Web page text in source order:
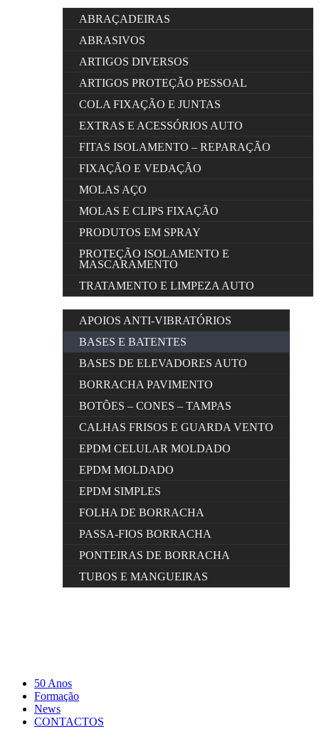
ABRAÇADEIRAS
ABRASIVOS
ARTIGOS DIVERSOS
ARTIGOS PROTEÇÃO PESSOAL
COLA FIXAÇÃO E JUNTAS
EXTRAS E ACESSÓRIOS AUTO
FITAS ISOLAMENTO – REPARAÇÃO
FIXAÇÃO E VEDAÇÃO
MOLAS AÇO
MOLAS E CLIPS FIXAÇÃO
PRODUTOS EM SPRAY
PROTEÇÃO ISOLAMENTO E
MASCARAMENTO
TRATAMENTO E LIMPEZA AUTO
APOIOS ANTI-VIBRATÓRIOS
BASES E BATENTES
BASES DE ELEVADORES AUTO
BORRACHA PAVIMENTO
BOTÕES – CONES – TAMPAS
CALHAS FRISOS E GUARDA VENTO
EPDM CELULAR MOLDADO
EPDM MOLDADO
EPDM SIMPLES
FOLHA DE BORRACHA
PASSA-FIOS BORRACHA
PONTEIRAS DE BORRACHA
TUBOS E MANGUEIRAS
50 Anos
Formação
News
CONTACTOS